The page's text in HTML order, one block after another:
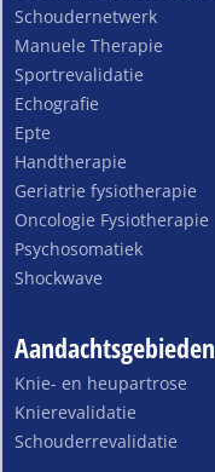
Schoudernetwerk
Manuele Therapie
Sportrevalidatie
Echografie
Epte
Handtherapie
Geriatrie fysiotherapie
Oncologie Fysiotherapie
Psychosomatiek
Shockwave
Aandachtsgebieden
Knie- en heupartrose
Knierevalidatie
Schouderrevalidatie